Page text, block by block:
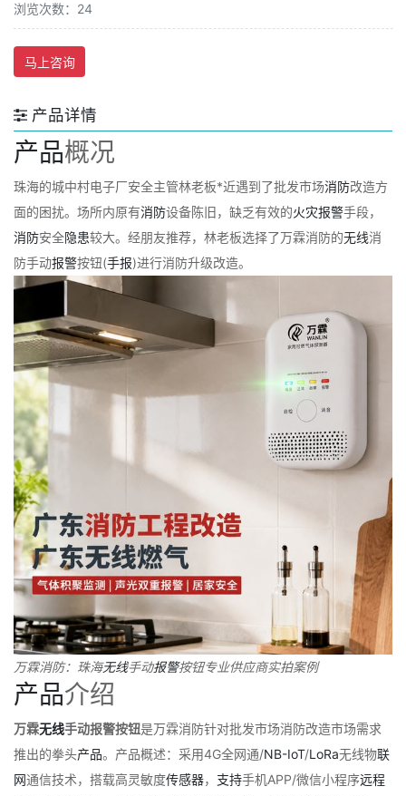
浏览次数：24
马上咨询
产品详情
产品概况
珠海的城中村电子厂安全主管林老板*近遇到了批发市场消防改造方
面的困扰。场所内原有消防设备陈旧，缺乏有效的火灾报警手段，
消防安全隐患较大。经朋友推荐，林老板选择了万霖消防的无线消
防手动报警按钮(手报)进行消防升级改造。
万霖消防：珠海无线手动报警按钮专业供应商实拍案例
产品介绍
万霖无线手动报警按钮是万霖消防针对批发市场消防改造市场需求
推出的拳头产品。产品概述：采用4G全网通/NB-IoT/LoRa无线物联
网通信技术，搭载高灵敏度传感器， 支持手机APP/微信小程序远程